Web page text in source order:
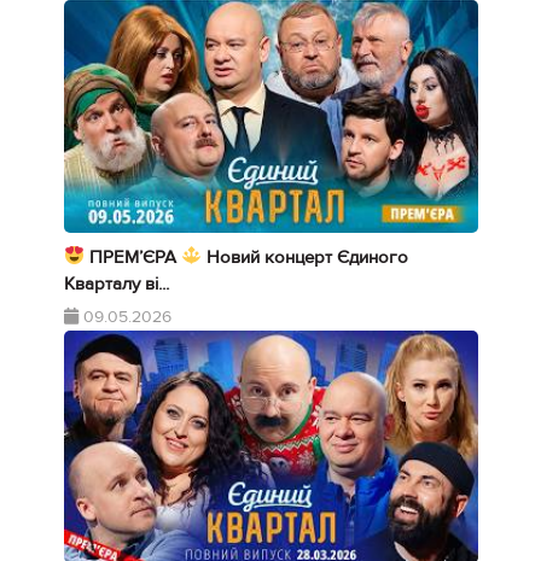
ПРЕМ’ЄРА
Новий концерт Єдиного
Кварталу ві...
09.05.2026